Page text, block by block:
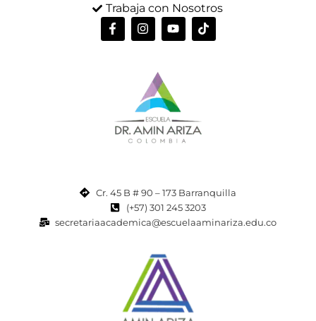
Trabaja con Nosotros
Cr. 45 B # 90 – 173 Barranquilla
(+57) 301 245 3203
secretariaacademica@escuelaaminariza.edu.co